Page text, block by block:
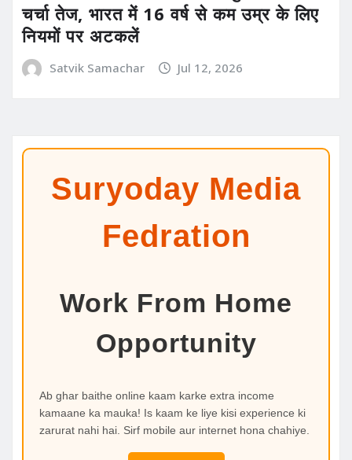
चर्चा तेज, भारत में 16 वर्ष से कम उम्र के लिए
नियमों पर अटकलें
Satvik Samachar Jul 12, 2026
Suryoday Media
Fedration
Work From Home
Opportunity
Ab ghar baithe online kaam karke extra income
kamaane ka mauka! Is kaam ke liye kisi experience ki
zarurat nahi hai. Sirf mobile aur internet hona chahiye.